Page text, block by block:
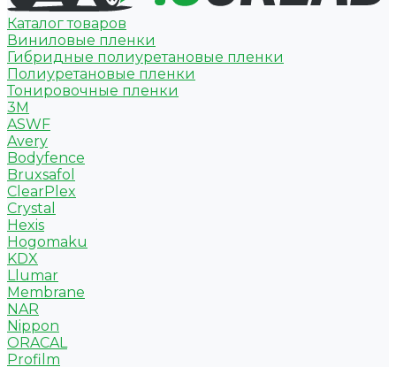
Каталог товаров
Виниловые пленки
Гибридные полиуретановые пленки
Полиуретановые пленки
Тонировочные пленки
3M
ASWF
Avery
Bodyfence
Bruxsafol
ClearPlex
Crystal
Hexis
Hogomaku
KDX
Llumar
Membrane
NAR
Nippon
ORACAL
Profilm